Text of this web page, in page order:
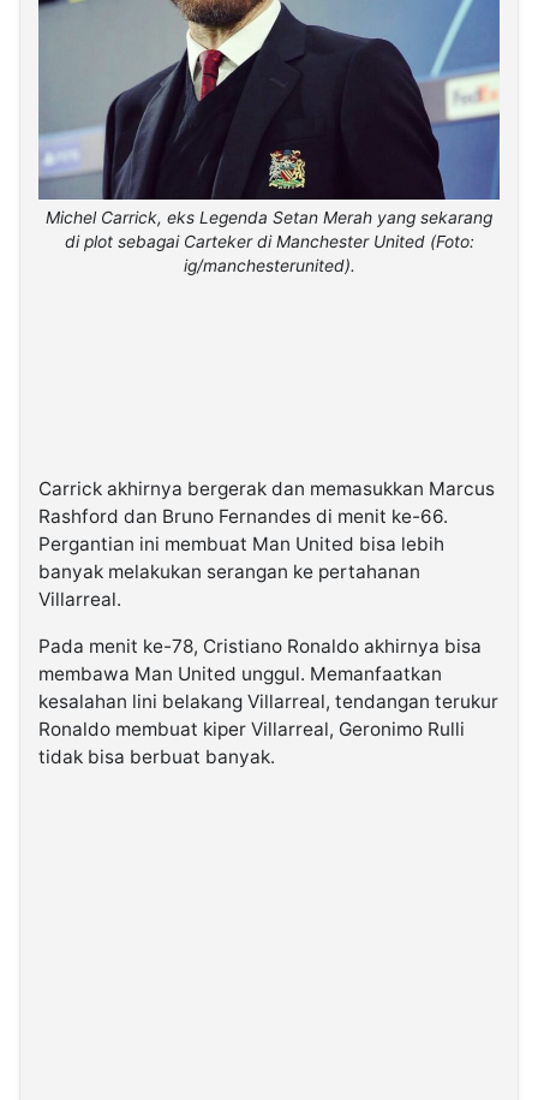
Michel Carrick, eks Legenda Setan Merah yang sekarang
di plot sebagai Carteker di Manchester United (Foto:
ig/manchesterunited).
Carrick akhirnya bergerak dan memasukkan Marcus
Rashford dan Bruno Fernandes di menit ke-66.
Pergantian ini membuat Man United bisa lebih
banyak melakukan serangan ke pertahanan
Villarreal.
Pada menit ke-78, Cristiano Ronaldo akhirnya bisa
membawa Man United unggul. Memanfaatkan
kesalahan lini belakang Villarreal, tendangan terukur
Ronaldo membuat kiper Villarreal, Geronimo Rulli
tidak bisa berbuat banyak.